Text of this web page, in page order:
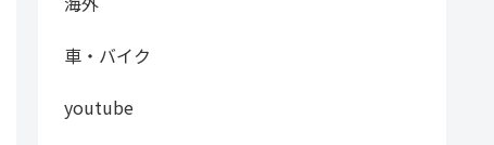
車・バイク
youtube